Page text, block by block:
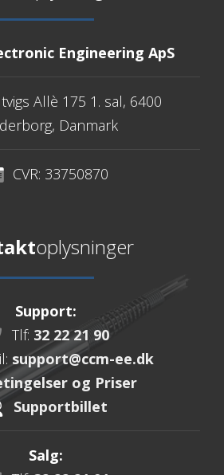
Engineering ApS
Allè 175 1. sal, 6400
Danmark
CVR: 33750870
oplysninger
Support:
Tlf: 32 22 21 90
support@ccm-ee.dk
og Priser
Supportbillet
Salg: